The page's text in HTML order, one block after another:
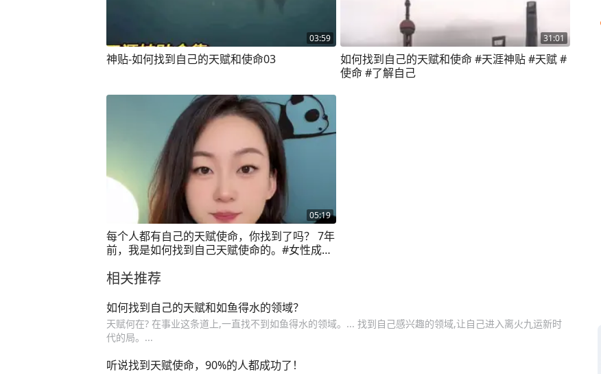
03:59
神贴-如何找到自己的天赋和使命03
31:01
如何找到自己的天赋和使命 #天涯神贴 #天赋 #
使命 #了解自己
05:19
每个人都有自己的天赋使命，你找到了吗？ 7年
前，我是如何找到自己天赋使命的。#女性成长
相关推荐
如何找到自己的天赋和如鱼得水的领域？
天赋何在? 在事业这条道上,一直找不到如鱼得水的领域。... 找到自己感兴趣的领域,让自己进入离火九运新时
代的局。...
听说找到天赋使命，90%的人都成功了！